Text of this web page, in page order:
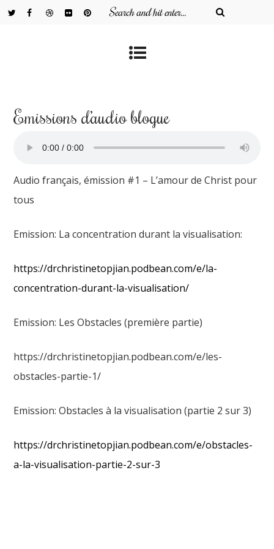
Emissions d’audio blogue
Audio français, émission #1 – L’amour de Christ pour
tous
Emission: La concentration durant la visualisation:
https://drchristinetopjian.podbean.com/e/la-
concentration-durant-la-visualisation/
Emission: Les Obstacles (première partie)
https://drchristinetopjian.podbean.com/e/les-
obstacles-partie-1/
Emission: Obstacles à la visualisation (partie 2 sur 3)
https://drchristinetopjian.podbean.com/e/obstacles-
a-la-visualisation-partie-2-sur-3